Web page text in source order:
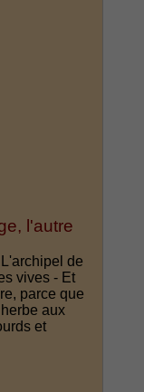
l'autre
de
vives - Et
parce que
aux
et